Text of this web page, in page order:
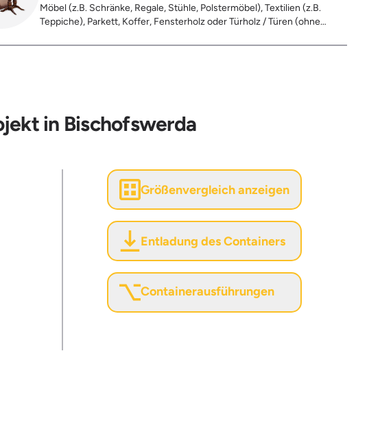
Möbel (z.B. Schränke, Regale, Stühle, Polstermöbel), Textilien (z.B.
Teppiche), Parkett, Koffer, Fensterholz oder Türholz / Türen (ohne
Restentleerte Gebinde wie Dosen, Fässer, Eimer, Sonstiger
in Bischofswerda
Größenvergleich anzeigen
Entladung des Containers
Containerausführungen